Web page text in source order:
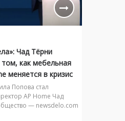
Чад Тёрни
том, как мебельная
меняется в кризис
Попова стал
AP Home Чад
— newsdelo.com